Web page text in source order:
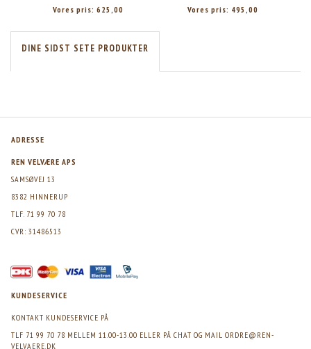
Vores pris: 625,00
Vores pris: 495,00
DINE SIDST SETE PRODUKTER
ADRESSE
REN VELVÆRE APS
SAMSØVEJ 13
8382 HINNERUP
TLF. 71 99 70 78
CVR: 31486513
KUNDESERVICE
KONTAKT KUNDESERVICE PÅ
TLF 71 99 70 78 MELLEM 11.00-13.00 ELLER PÅ CHAT OG MAIL ORDRE@REN-
VELVAERE.DK